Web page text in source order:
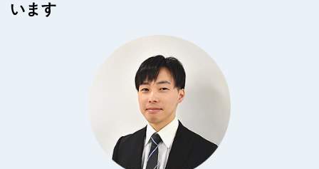
います